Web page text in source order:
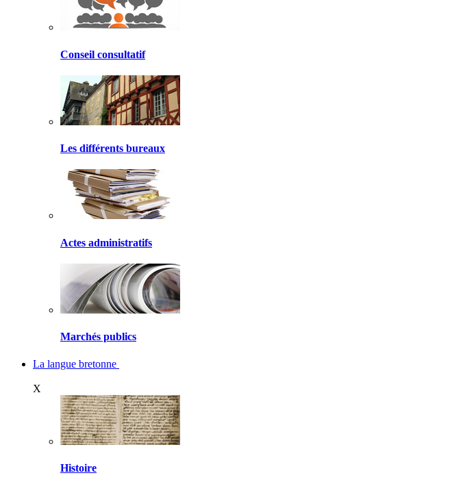
Conseil consultatif
Les différents bureaux
Actes administratifs
Marchés publics
La langue bretonne
X
Histoire